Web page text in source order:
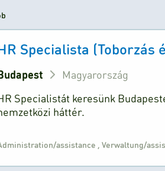
Specialista (Toborzás
Magyarország
Specialistát keresünk
háttér.
assistance ,Verwaltung/